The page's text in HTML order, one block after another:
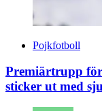
Pojkfotboll
Premiärtrupp
sticker ut med